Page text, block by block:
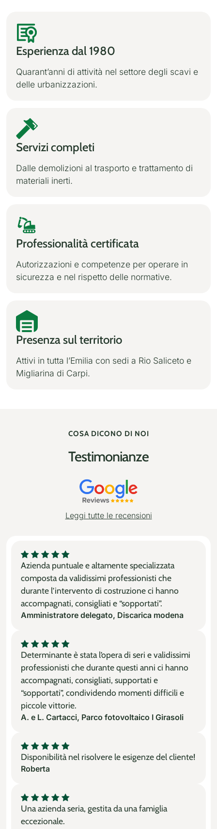
Esperienza dal 1980
Quarant’anni di attività nel settore degli scavi e
delle urbanizzazioni.
Servizi completi
Dalle demolizioni al trasporto e trattamento di
materiali inerti.
Professionalità certificata
Autorizzazioni e competenze per operare in
sicurezza e nel rispetto delle normative.
Presenza sul territorio
Attivi in tutta l’Emilia con sedi a Rio Saliceto e
Migliarina di Carpi.
COSA DICONO DI NOI
Testimonianze
Leggi tutte le recensioni
Azienda puntuale e altamente specializzata
composta da validissimi professionisti che
durante l’intervento di costruzione ci hanno
accompagnati, consigliati e “sopportati”.
Amministratore delegato, Discarica modena
Determinante è stata l’opera di seri e validissimi
professionisti che durante questi anni ci hanno
accompagnati, consigliati, supportati e
“sopportati”, condividendo momenti difficili e
piccole vittorie.
A. e L. Cartacci, Parco fotovoltaico I Girasoli
Disponibilità nel risolvere le esigenze del cliente!
Roberta
Una azienda seria, gestita da una famiglia
eccezionale.